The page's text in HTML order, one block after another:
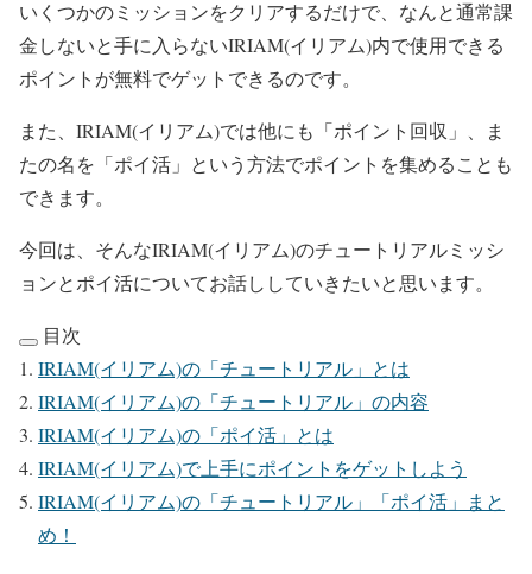
いくつかのミッションをクリアするだけで、なんと通常課
金しないと手に入らないIRIAM(イリアム)内で使用できる
ポイントが無料でゲットできるのです。
また、IRIAM(イリアム)では他にも「ポイント回収」、ま
たの名を「ポイ活」という方法でポイントを集めることも
できます。
今回は、そんなIRIAM(イリアム)のチュートリアルミッシ
ョンとポイ活についてお話ししていきたいと思います。
目次
IRIAM(イリアム)の「チュートリアル」とは
IRIAM(イリアム)の「チュートリアル」の内容
IRIAM(イリアム)の「ポイ活」とは
IRIAM(イリアム)で上手にポイントをゲットしよう
IRIAM(イリアム)の「チュートリアル」「ポイ活」まと
め！